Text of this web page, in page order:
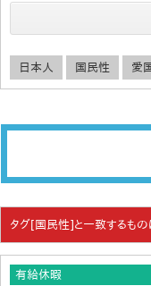
日本人 国民性 愛
タグ[国民性]と一致するもの
有給休暇